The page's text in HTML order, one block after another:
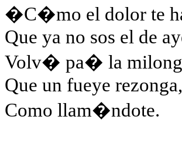
�C�mo el dolor te
Que ya no sos el de
Volv� pa� la
Que un fueye rezonga,
Como llam�ndote.